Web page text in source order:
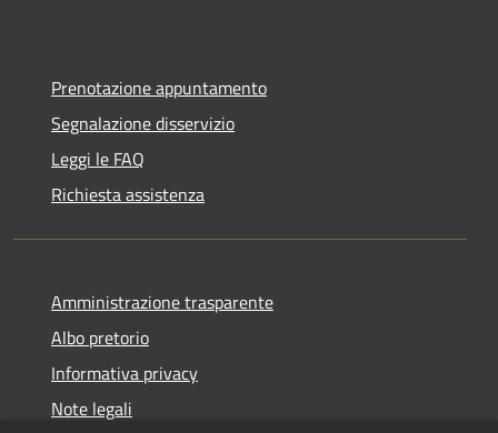
Prenotazione appuntamento
Segnalazione disservizio
Leggi le FAQ
Richiesta assistenza
Amministrazione trasparente
Albo pretorio
Informativa privacy
Note legali